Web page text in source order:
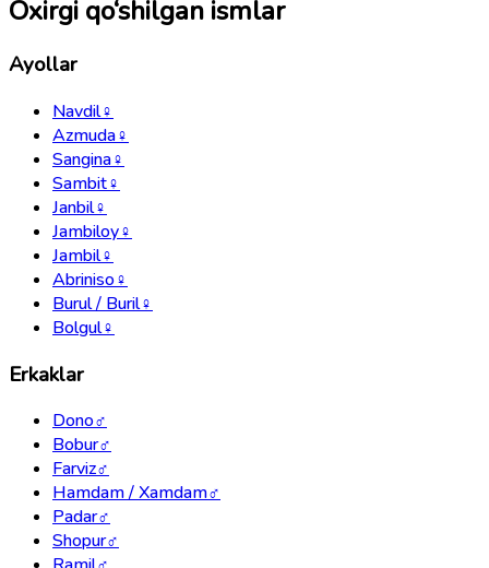
Oxirgi qo‘shilgan ismlar
Ayollar
Navdil♀
Azmuda♀
Sangina♀
Sambit♀
Janbil♀
Jambiloy♀
Jambil♀
Abriniso♀
Burul / Buril♀
Bolgul♀
Erkaklar
Dono♂
Bobur♂
Farviz♂
Hamdam / Xamdam♂
Padar♂
Shopur♂